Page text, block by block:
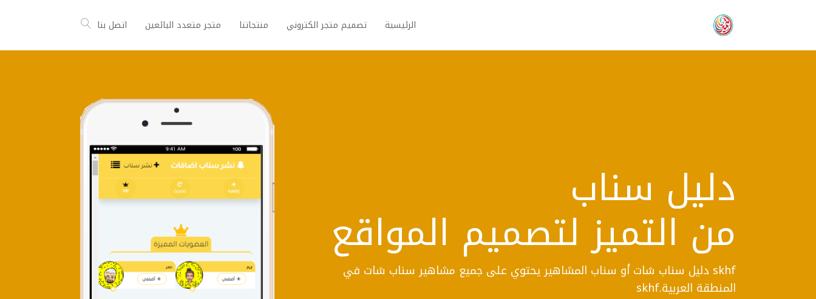
الرئيسية تصميم متجر الكتروني منتجاتنا متجر متعدد البائعين اتصل بنا
دليل سناب
من التميز لتصميم المواقع
skhf دليل سناب شات أو سناب المشاهير يحتوي على جميع مشاهير سناب شات في
المنطقة العربية.skhf